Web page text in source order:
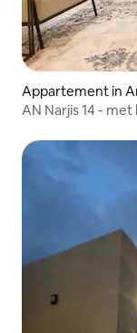
Appartement in
AN Narjis 14 -